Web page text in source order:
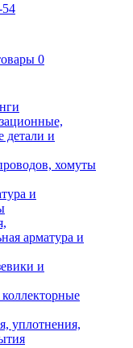
54
0
детали и
хомуты
и
арматура и
и
уплотнения,